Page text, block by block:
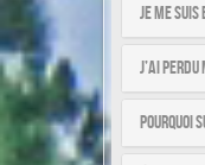
Je me
J’ai
Pourquoi